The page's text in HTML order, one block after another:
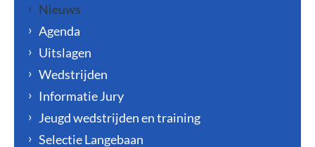
Nieuws
Agenda
Uitslagen
Wedstrijden
Informatie Jury
Jeugd wedstrijden en training
Selectie Langebaan